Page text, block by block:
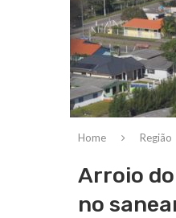
Home Região
Arroio
no